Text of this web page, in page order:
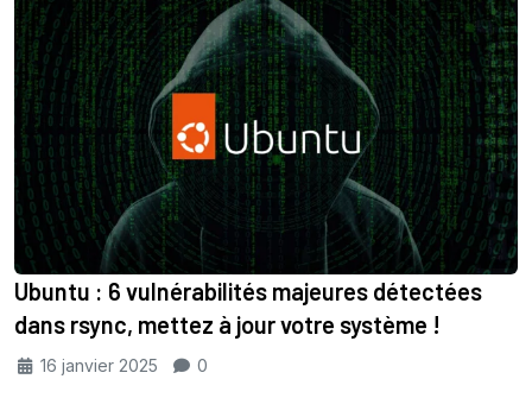
Ubuntu : 6 vulnérabilités majeures détectées
dans rsync, mettez à jour votre système !
16 janvier 2025 0